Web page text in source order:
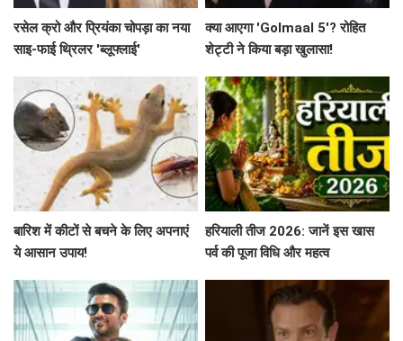
रसेल क्रो और प्रियंका चोपड़ा का नया
साइ-फाई थ्रिलर 'ब्लूफ्लाई'
क्या आएगा 'Golmaal 5'? रोहित
शेट्टी ने किया बड़ा खुलासा!
बारिश में कीटों से बचने के लिए अपनाएं
ये आसान उपाय!
हरियाली तीज 2026: जानें इस खास
पर्व की पूजा विधि और महत्व